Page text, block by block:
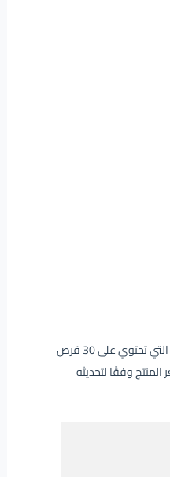
سعر Eucarbon هو 84 جنيه للعبوة التي تحتوي على 30 قرص
المنتج وفقًا لتحديثه